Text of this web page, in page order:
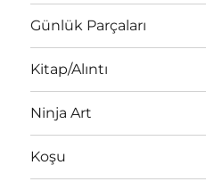
Günlük Parçaları
Kitap/Alıntı
Ninja Art
Koşu